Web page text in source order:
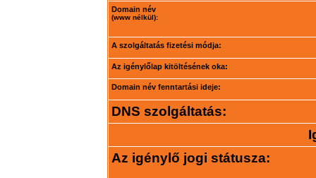
Domain név
(www nélkül):
A szolgáltatás fizetési módja:
Az igénylőlap kitöltésének oka:
Domain név fenntartási ideje:
DNS szolgáltatás:
Az igénylő jogi státusza: